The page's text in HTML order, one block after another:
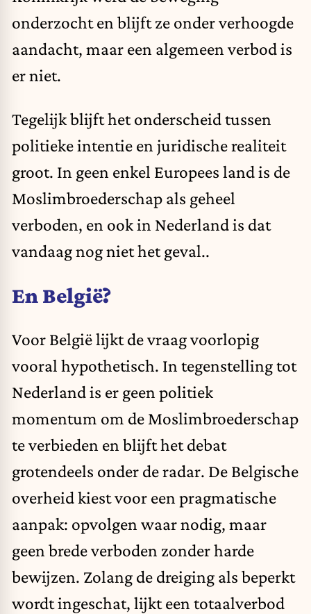
onderzocht en blijft ze onder verhoogde
aandacht, maar een algemeen verbod is
er niet.
Tegelijk blijft het onderscheid tussen
politieke intentie en juridische realiteit
groot. In geen enkel Europees land is de
Moslimbroederschap als geheel
verboden, en ook in Nederland is dat
vandaag nog niet het geval..
En België?
Voor België lijkt de vraag voorlopig
vooral hypothetisch. In tegenstelling tot
Nederland is er geen politiek
momentum om de Moslimbroederschap
te verbieden en blijft het debat
grotendeels onder de radar. De Belgische
overheid kiest voor een pragmatische
aanpak: opvolgen waar nodig, maar
geen brede verboden zonder harde
bewijzen. Zolang de dreiging als beperkt
wordt ingeschat, lijkt een totaalverbod